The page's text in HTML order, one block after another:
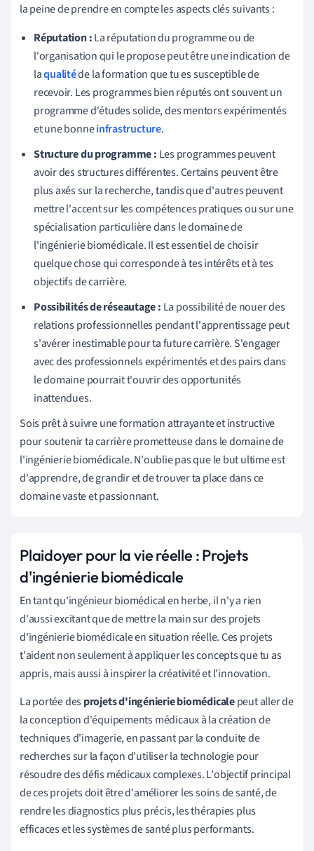
la peine de prendre en compte les aspects clés suivants :
Réputation :La réputation du programme ou de
l'organisation qui le propose peut être une indication de
laqualitéde la formation que tu es susceptible de
recevoir. Les programmes bien réputés ont souvent un
programme d'études solide, des mentors expérimentés
et une bonneinfrastructure.
Structure du programme : Les programmes peuvent
avoir des structures différentes. Certains peuvent être
plus axés sur la recherche, tandis que d'autres peuvent
mettre l'accent sur les compétences pratiques ou sur une
spécialisation particulière dans le domaine de
l'ingénierie biomédicale. Il est essentiel de choisir
quelque chose qui corresponde à tes intérêts et à tes
objectifs de carrière.
Possibilités de réseautage : La possibilité de nouer des
relations professionnelles pendant l'apprentissage peut
s'avérer inestimable pour ta future carrière. S'engager
avec des professionnels expérimentés et des pairs dans
le domaine pourrait t'ouvrir des opportunités
inattendues.
Sois prêt à suivre une formation attrayante et instructive
pour soutenir ta carrière prometteuse dans le domaine de
l'ingénierie biomédicale. N'oublie pas que le but ultime est
d'apprendre, de grandir et de trouver ta place dans ce
domaine vaste et passionnant.
Plaidoyer pour la vie réelle : Projets
d'ingénierie biomédicale
En tant qu'ingénieur biomédical en herbe, il n'y a rien
d'aussi excitant que de mettre la main sur des projets
d'ingénierie biomédicale en situation réelle. Ces projets
t'aident non seulement à appliquer les concepts que tu as
appris, mais aussi à inspirer la créativité et l'innovation.
La portée desprojets d'ingénierie biomédicalepeut aller de
la conception d'équipements médicaux à la création de
techniques d'imagerie, en passant par la conduite de
recherches sur la façon d'utiliser la technologie pour
résoudre des défis médicaux complexes. L'objectif principal
de ces projets doit être d'améliorer les soins de santé, de
rendre les diagnostics plus précis, les thérapies plus
efficaces et les systèmes de santé plus performants.